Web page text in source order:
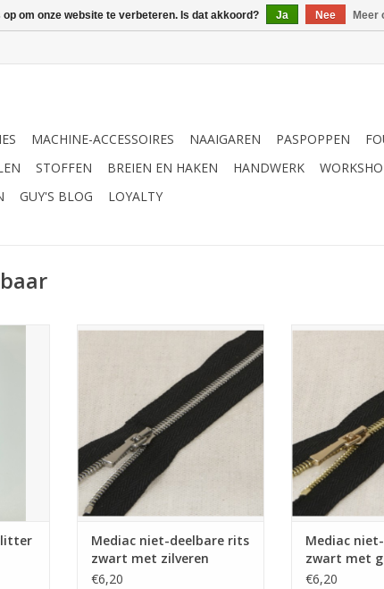
MACHINE-ACCESSOIRES NAAIGAREN PASPOPPEN
STOFFEN BREIEN EN HAKEN HANDWERK
GUY'S BLOG LOYALTY
Mediac niet-deelbare rits zwart
met zilveren tandjes 40cm
TOEVOEGEN AAN WINKELWAGEN
Mediac niet-deelbare rits
zwart met zilveren
tandjes 40cm
€6,20
Mediac niet-
met
TOEVOEGEN
Mediac
zwart met
tandjes 40cm
€6,20
om onze website te verbeteren. Is dat akkoord? Ja Nee Meer